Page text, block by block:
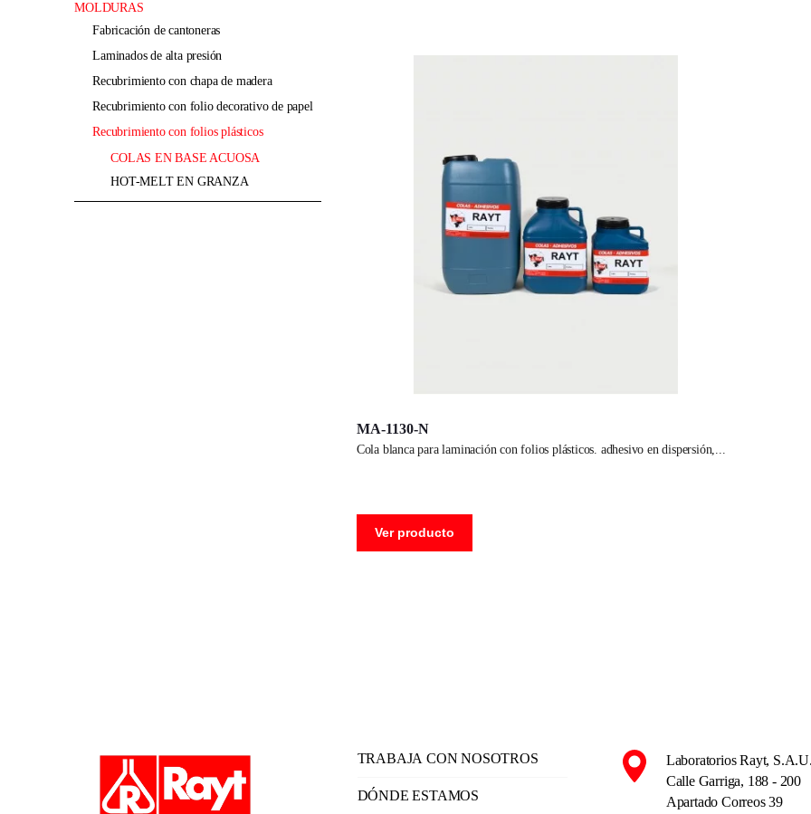
MA-1130-N
cola blanca para laminación con folios plásticos. adhesivo en dispersión,
Ver producto
MOLDURAS
fabricación de cantoneras
laminados de alta presión
recubrimiento con chapa de madera
recubrimiento con folio decorativo de papel
recubrimiento con folios plásticos
COLAS EN BASE ACUOSA
HOT-MELT EN GRANZA
TRABAJA CON NOSOTROS
DÓNDE ESTAMOS
Laboratorios Rayt, S.A.U.
Calle Garriga, 188 - 200
Apartado Correos 39